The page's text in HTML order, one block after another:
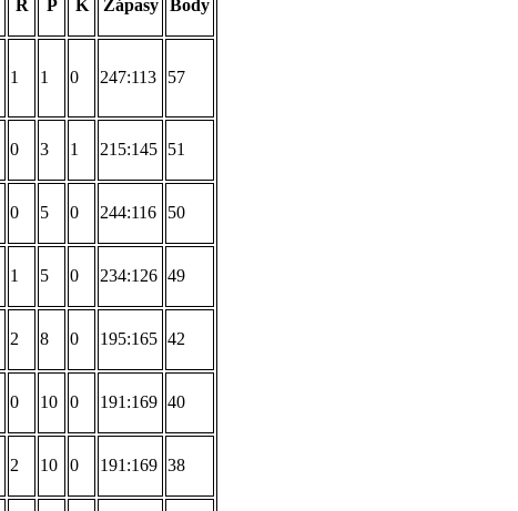
R P K Zápasy Body
1 1 0 247:113 57
0 3 1 215:145 51
0 5 0 244:116 50
1 5 0 234:126 49
2 8 0 195:165 42
0 10 0 191:169 40
2 10 0 191:169 38